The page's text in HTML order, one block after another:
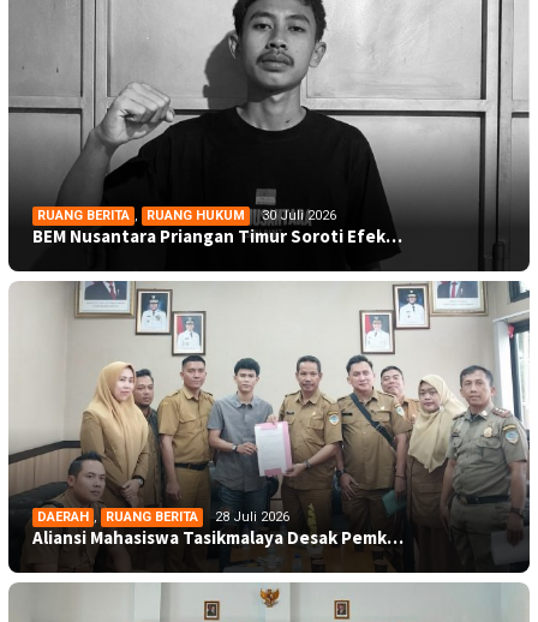
RUANG BERITA , RUANG HUKUM 30 Juli 2026
BEM Nusantara Priangan Timur Soroti Efek…
DAERAH , RUANG BERITA 28 Juli 2026
Aliansi Mahasiswa Tasikmalaya Desak Pemk…